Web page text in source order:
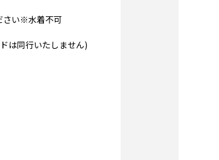
さい※水着不可
は同行いたしません)